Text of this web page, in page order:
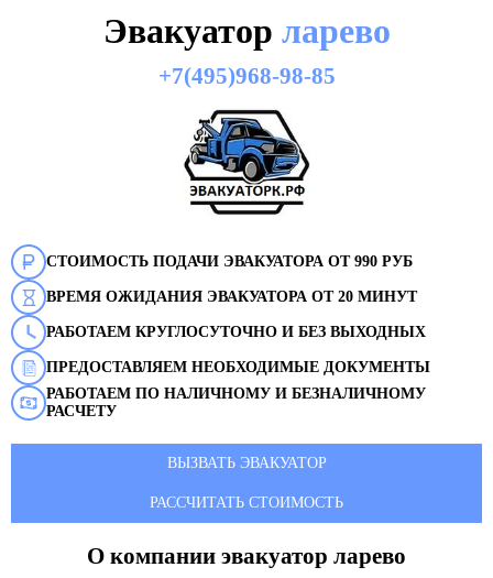
Эвакуатор ларево
+7(495)968-98-85
СТОИМОСТЬ ПОДАЧИ ЭВАКУАТОРА ОТ 990 РУБ
ВРЕМЯ ОЖИДАНИЯ ЭВАКУАТОРА ОТ 20 МИНУТ
РАБОТАЕМ КРУГЛОСУТОЧНО И БЕЗ ВЫХОДНЫХ
ПРЕДОСТАВЛЯЕМ НЕОБХОДИМЫЕ ДОКУМЕНТЫ
РАБОТАЕМ ПО НАЛИЧНОМУ И БЕЗНАЛИЧНОМУ
РАСЧЕТУ
ВЫЗВАТЬ ЭВАКУАТОР
РАССЧИТАТЬ СТОИМОСТЬ
О компании эвакуатор ларево